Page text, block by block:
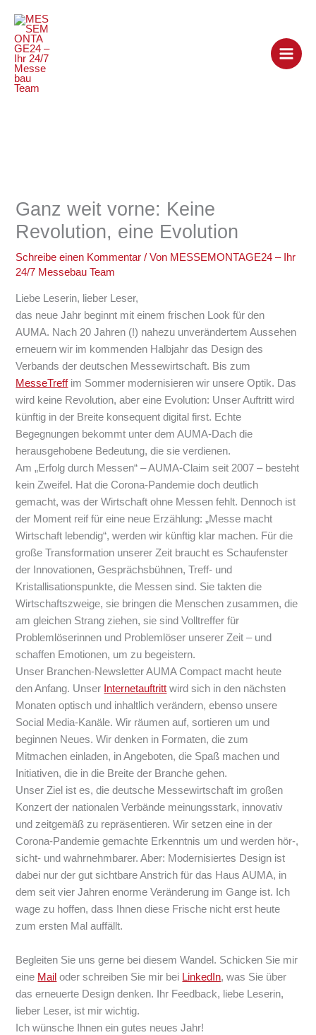
Inhalt
springen
Ganz weit vorne: Keine
Revolution, eine Evolution
Schreibe einen Kommentar / Von MESSEMONTAGE24 – Ihr
24/7 Messebau Team
Liebe Leserin, lieber Leser,
das neue Jahr beginnt mit einem frischen Look für den
AUMA. Nach 20 Jahren (!) nahezu unverändertem Aussehen
erneuern wir im kommenden Halbjahr das Design des
Verbands der deutschen Messewirtschaft. Bis zum
MesseTreffim Sommer modernisieren wir unsere Optik. Das
wird keine Revolution, aber eine Evolution: Unser Auftritt wird
künftig in der Breite konsequent digital first. Echte
Begegnungen bekommt unter dem AUMA-Dach die
herausgehobene Bedeutung, die sie verdienen.
Am „Erfolg durch Messen“ – AUMA-Claim seit 2007 – besteht
kein Zweifel. Hat die Corona-Pandemie doch deutlich
gemacht, was der Wirtschaft ohne Messen fehlt. Dennoch ist
der Moment reif für eine neue Erzählung: „Messe macht
Wirtschaft lebendig“, werden wir künftig klar machen. Für die
große Transformation unserer Zeit braucht es Schaufenster
der Innovationen, Gesprächsbühnen, Treff- und
Kristallisationspunkte, die Messen sind. Sie takten die
Wirtschaftszweige, sie bringen die Menschen zusammen, die
am gleichen Strang ziehen, sie sind Volltreffer für
Problemlöserinnen und Problemlöser unserer Zeit – und
schaffen Emotionen, um zu begeistern.
Unser Branchen-Newsletter AUMA Compact macht heute
den Anfang. Unser Internetauftritt wird sich in den nächsten
Monaten optisch und inhaltlich verändern, ebenso unsere
Social Media-Kanäle. Wir räumen auf, sortieren um und
beginnen Neues. Wir denken in Formaten, die zum
Mitmachen einladen, in Angeboten, die Spaß machen und
Initiativen, die in die Breite der Branche gehen.
Unser Ziel ist es, die deutsche Messewirtschaft im großen
Konzert der nationalen Verbände meinungsstark, innovativ
und zeitgemäß zu repräsentieren. Wir setzen eine in der
Corona-Pandemie gemachte Erkenntnis um und werden hör-,
sicht- und wahrnehmbarer. Aber: Modernisiertes Design ist
dabei nur der gut sichtbare Anstrich für das Haus AUMA, in
dem seit vier Jahren enorme Veränderung im Gange ist. Ich
wage zu hoffen, dass Ihnen diese Frische nicht erst heute
zum ersten Mal auffällt.
Begleiten Sie uns gerne bei diesem Wandel. Schicken Sie mir
eine Mail oder schreiben Sie mir bei LinkedIn, was Sie über
das erneuerte Design denken. Ihr Feedback, liebe Leserin,
lieber Leser, ist mir wichtig.
Ich wünsche Ihnen ein gutes neues Jahr!